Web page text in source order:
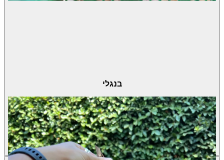
בנגלי
Litchi chinensis
·ליצ’י
מחיר 7 ליטר
140.00 ₪
עונת פרי
יולי
שמש מלאה + חצי צלאדמה בלבדירוק עדלא רגיש לזבוב הפירות